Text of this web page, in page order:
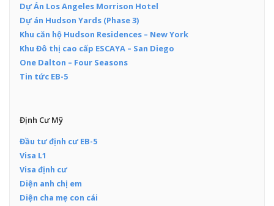
Dự Án Los Angeles Morrison Hotel
Dự án Hudson Yards (Phase 3)
Khu căn hộ Hudson Residences – New York
Khu Đô thị cao cấp ESCAYA – San Diego
One Dalton – Four Seasons
Tin tức EB-5
Định Cư Mỹ
Đầu tư định cư EB-5
Visa L1
Visa định cư
Diện anh chị em
Diện cha mẹ con cái